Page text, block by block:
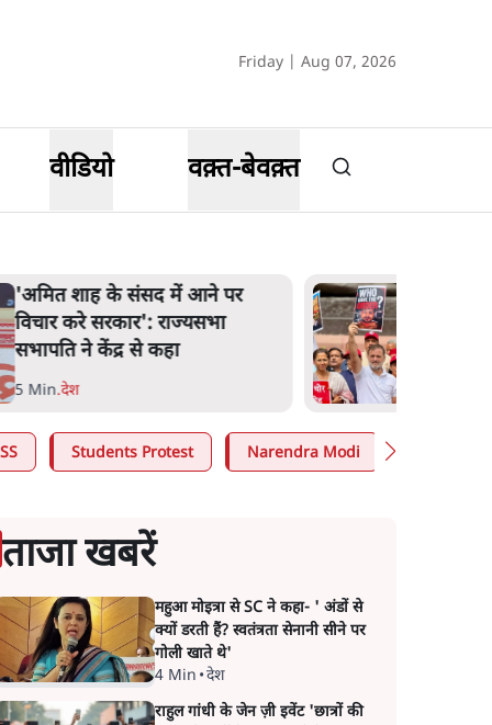
Friday | Aug 07, 2026
वीडियो वक़्त-बेवक़्त
शाह के ख़िलाफ़ संसद में विपक्ष का
मार्च, 'गृह मंत्री मुंह छुपा रहे हैं क्योंकि
वो छात्रों के गुनहगार हैं'
5 Min.देश
Students Protest Narendra Modi
ताजा खबरें
महुआ मोइत्रा से SC ने कहा- ' अंडों से
क्यों डरती हैं? स्वतंत्रता सेनानी सीने पर
गोली खाते थे'
4 Min •देश
राहुल गांधी के जेन ज़ी इवेंट 'छात्रों की